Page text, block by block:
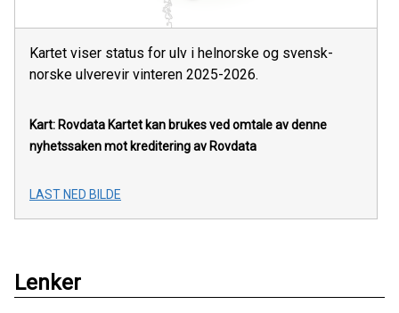
Kartet viser status for ulv i helnorske og svensk-
norske ulverevir vinteren 2025-2026.
Kart: Rovdata Kartet kan brukes ved omtale av denne
nyhetssaken mot kreditering av Rovdata
LAST NED BILDE
Lenker